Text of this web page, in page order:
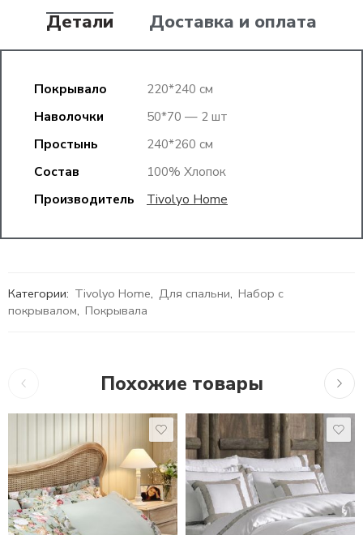
Детали Доставка и оплата
Покрывало
220*240 см
Наволочки
50*70 — 2 шт
Простынь
240*260 см
Состав
100% Хлопок
Производитель
Tivolyo Home
Категории: Tivolyo Home, Для спальни, Набор с
покрывалом, Покрывала
Похожие товары